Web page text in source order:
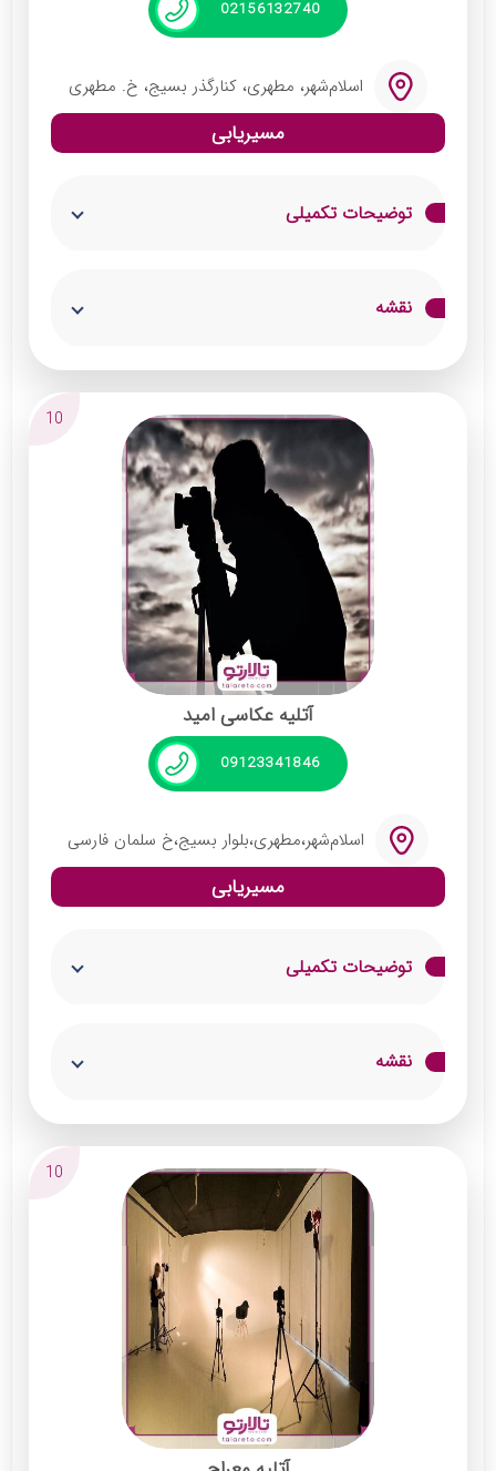
02156132740
اسلام‌شهر، مطهری، کنارگذر بسیج، خ. مطهری
مسیریابی
توضیحات تکمیلی
و باسابقه است که خدمات متنوعی در زمینه عکاسی
از تجهیزات پیشرفته و تیمی متخصص، لحظات
خاص و خاطره‌انگیز شما را به زیباترین شکل ثبت
می‌کند. ارائه خدماتی شامل عکاسی عروس و داماد،
عکس‌های خانوادگی، کودک و پرتره از
تخصص‌های این آتلیه است. فضای زیبا و خلاقانه
آتلیه شبنم، تجربه‌ای دلپذیر و متفاوت برای
مشتریان خود فراهم می‌کند. هدف این مجموعه،
ارائه عکس‌هایی ماندگار و باکیفیت است که تا
سال‌ها یادآور لحظات شیرین زندگی شما باشد.
عکاسی عروس و داماد
عکاسی کودک و نوزاد
عکاسی خانوادگی و پرتره
عکاسی تبلیغاتی و صنعتی
نقشه
10
آتلیه عکاسی امید
09123341846
اسلام‌شهر،مطهری،بلوار بسیج،خ سلمان فارسی
مسیریابی
توضیحات تکمیلی
حرفه‌ای، یکی از معتبرترین آتلیه‌های منطقه است
می‌دهد. این آتلیه با بهره‌گیری از تجهیزات مدرن و
تیمی متخصص، در زمینه عکاسی پرتره، عروس و
داماد، کودک و عکاسی صنعتی فعالیت می‌کند.
فضای آتلیه به‌گونه‌ای طراحی شده که محیطی
دلپذیر و خلاقانه برای عکاسی ایجاد کند. توجه به
جزئیات، نورپردازی حرفه‌ای و ارائه خدماتی
متناسب با نیاز و سلیقه مشتریان از ویژگی‌های
برجسته آتلیه امید است. هدف این مجموعه، ثبت
نقشه
10